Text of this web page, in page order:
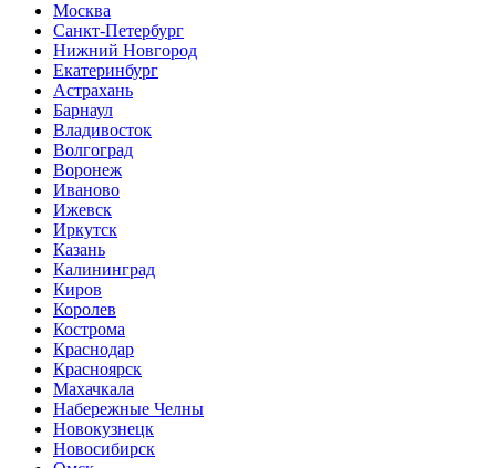
Москва
Санкт-Петербург
Нижний Новгород
Екатеринбург
Астрахань
Барнаул
Владивосток
Волгоград
Воронеж
Иваново
Ижевск
Иркутск
Казань
Калининград
Киров
Королев
Кострома
Краснодар
Красноярск
Махачкала
Набережные Челны
Новокузнецк
Новосибирск